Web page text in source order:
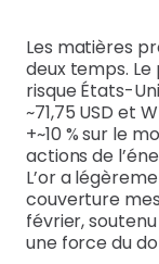
Les matières
deux temps.
risque États-
~71,75 USD et
+~10 % sur le
actions de
L’or a
couverture
février,
une force du